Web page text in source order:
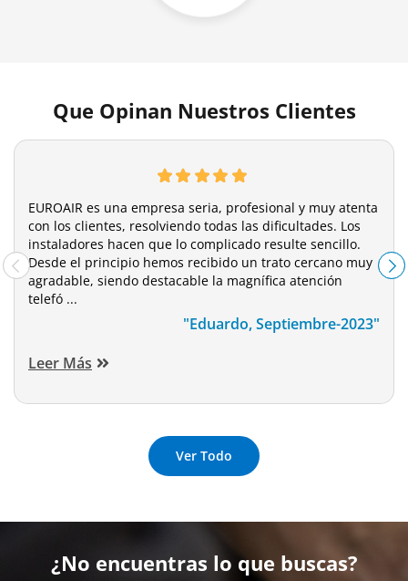
Que Opinan Nuestros Clientes
EUROAIR es una empresa seria, profesional y muy atenta
con los clientes, resolviendo todas las dificultades. Los
instaladores hacen que lo complicado resulte sencillo.
Desde el principio hemos recibido un trato cercano muy
agradable, siendo destacable la magnífica atención
telefó ...
"Eduardo, Septiembre-2023"
Leer Más
Ver Todo
¿No encuentras lo que buscas?